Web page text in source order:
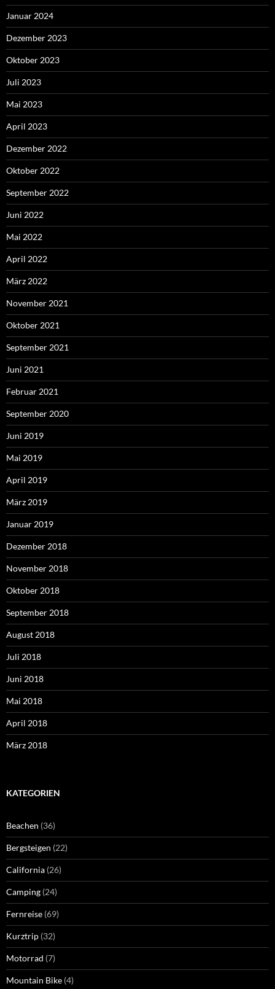
Januar 2024
Dezember 2023
Oktober 2023
Juli 2023
Mai 2023
April 2023
Dezember 2022
Oktober 2022
September 2022
Juni 2022
Mai 2022
April 2022
März 2022
November 2021
Oktober 2021
September 2021
Juni 2021
Februar 2021
September 2020
Juni 2019
Mai 2019
April 2019
März 2019
Januar 2019
Dezember 2018
November 2018
Oktober 2018
September 2018
August 2018
Juli 2018
Juni 2018
Mai 2018
April 2018
März 2018
KATEGORIEN
Beachen (36)
Bergsteigen (22)
California (26)
Camping (24)
Fernreise (69)
Kurztrip (32)
Motorrad (7)
Mountain Bike (4)